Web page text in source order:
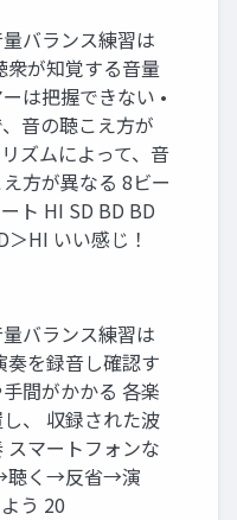
バランス練習は
が知覚する音量
は把握できない •
音の聴こえ方が
ズムによって、音
方が異なる 8ビー
ト HI SD BD BD
HI いい感じ！
バランス練習は
を録音し確認す
間がかかる 各楽
、 収録された波
マートフォンな
聴く→反省→演
う 20